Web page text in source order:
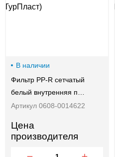
В наличии
Фильтр PP-R сетчатый
белый внутренняя п…
Артикул 0608-0014622
Цена
производителя